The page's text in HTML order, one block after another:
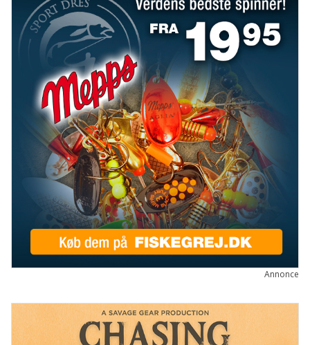
GENETIK GYDEGRUS GYDNING
HAVBRUG ILTSVIND INVASIV ART
LAKSELUS LODSEJER LOVE OG REGLER
MILJØ- OG VANDPLEJE
NATURGENOPRETNING NATURPLANER
RÅSTOFINDVINDING SKARV
SPÆRRINGER SÆLER SØLVLAKS
UDSÆTNINGER VANDLØBSRESTAURERING
VANDLØBSVEDLIGEHOLDELSE VANDPLEJE
GEAR OG GADGETS
ARCTIC SILVER C&F DESIGN FISKEGREJ
FJÄLLRÄVEN FLUEHJUL FLUER
Annonce